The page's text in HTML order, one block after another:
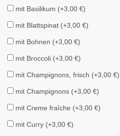
mit Basilikum (+3,00 €)
mit Blattspinat (+3,00 €)
mit Bohnen (+3,00 €)
mit Broccoli (+3,00 €)
mit Champignons, frisch (+3,00 €)
mit Champignons (+3,00 €)
mit Creme fraîche (+3,00 €)
mit Curry (+3,00 €)